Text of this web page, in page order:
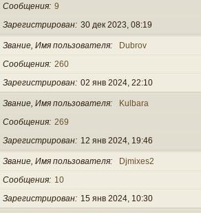
Сообщения 9
Зарегистрирован 30 дек 2023, 08:19
Звание, Имя пользователя
Dubrov
Сообщения 260
Зарегистрирован 02 янв 2024, 22:10
Звание, Имя пользователя
Kulbara
Сообщения 269
Зарегистрирован
12 янв 2024, 19:46
Звание, Имя пользователя
Djmixes2
Сообщения
10
Зарегистрирован
15 янв 2024, 10:30